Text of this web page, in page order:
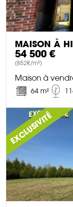
MAISON À
54 500 €
(852€/m²)
Maison à
64 m²
DÉCOUVRIR CE
EXCLUSIVITÉ